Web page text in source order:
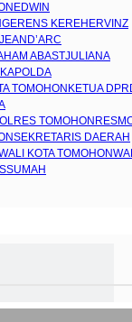
EDWIN
ERENS KEREH ERVINZ
JEAND’ARC
ABASTJULIANA
KAPOLDA
TOMOHON KETUA
TOMOHON
SEKRETARIS DAERAH
KOTA TOMOHON